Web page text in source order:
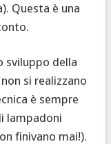
Questa è una
sviluppo della
si realizzano
è sempre
lampadoni
finivano mai!).